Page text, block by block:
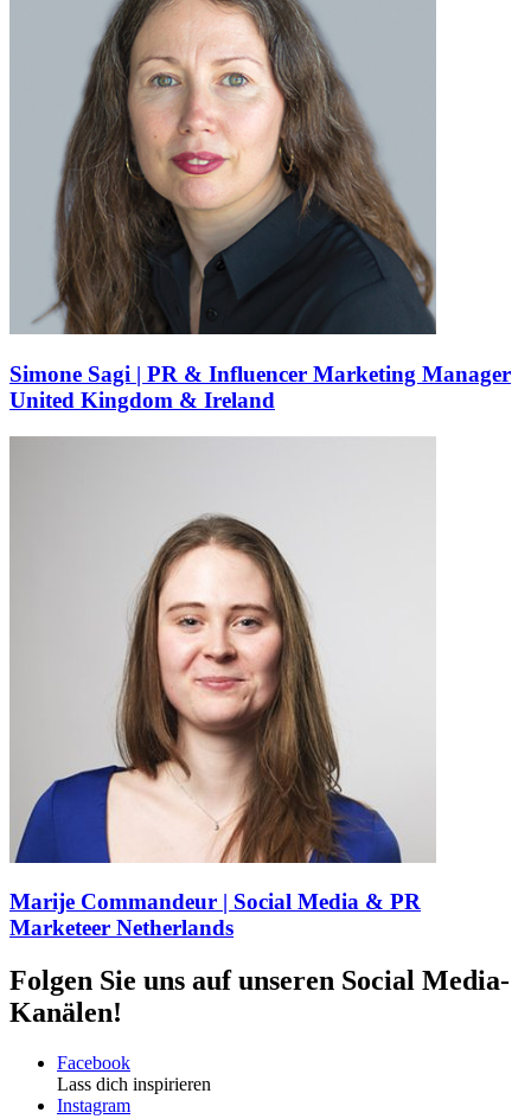
Simone Sagi | PR & Influencer Marketing Manager
United Kingdom & Ireland
Marije Commandeur | Social Media & PR
Marketeer Netherlands
Folgen Sie uns auf unseren Social Media-
Kanälen!
Facebook
Lass dich inspirieren
Instagram